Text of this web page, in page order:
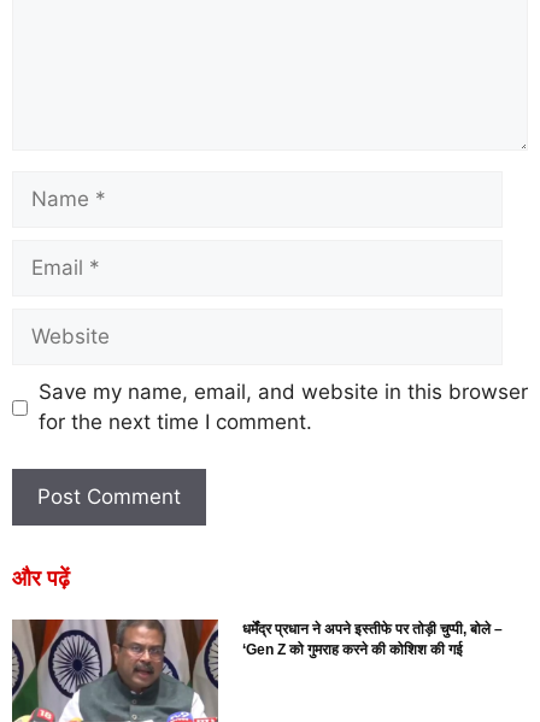
Save my name, email, and website in this browser
for the next time I comment.
और पढ़ें
धर्मेंद्र प्रधान ने अपने इस्तीफे पर तोड़ी चुप्पी, बोले –
‘Gen Z को गुमराह करने की कोशिश की गई